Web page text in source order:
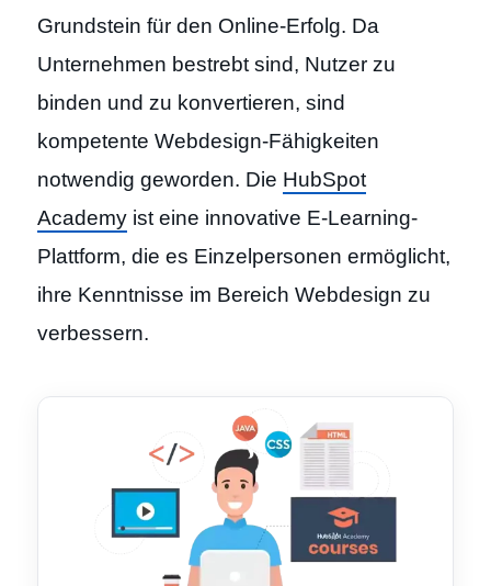
Grundstein für den Online-Erfolg. Da
Unternehmen bestrebt sind, Nutzer zu
binden und zu konvertieren, sind
kompetente Webdesign-Fähigkeiten
notwendig geworden. Die HubSpot
Academy ist eine innovative E-Learning-
Plattform, die es Einzelpersonen ermöglicht,
ihre Kenntnisse im Bereich Webdesign zu
verbessern.